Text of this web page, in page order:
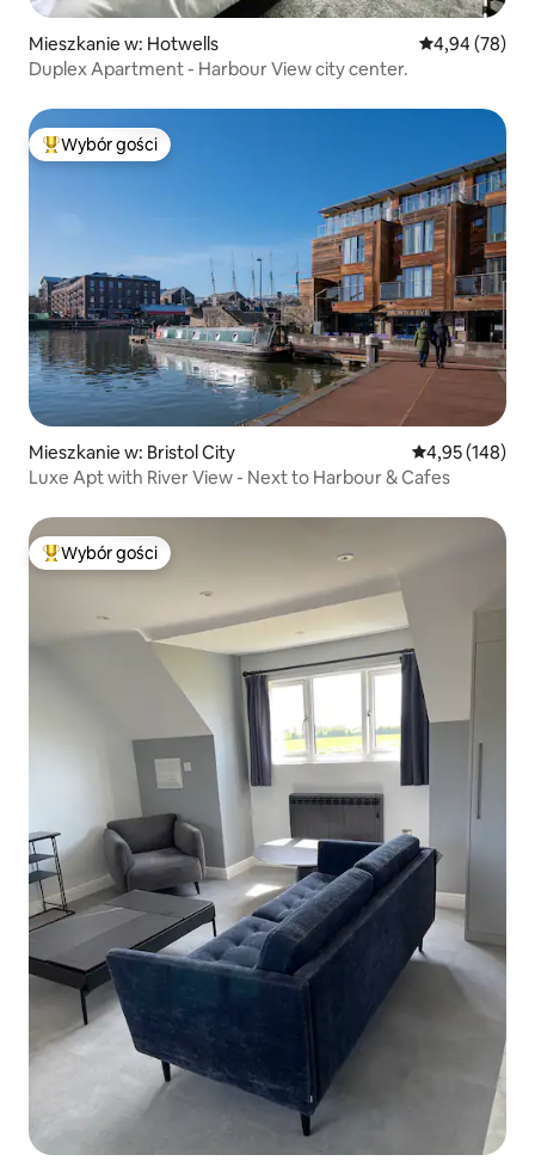
Mieszkanie w: Hotwells Średnia
4,94 (78)
Duplex Apartment - Harbour View city center.
Najpopularniejsze z kategorii Wybór gości
Wybór gości
Mieszkanie w: Bristol City Średnia
4,95 (148)
Luxe Apt with River View - Next to Harbour & Cafes
Najpopularniejsze z kategorii Wybór gości
Wybór gości